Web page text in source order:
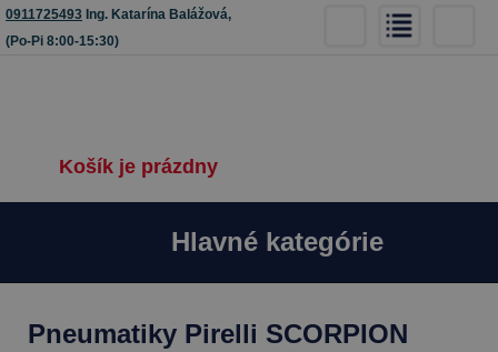
0911725493 Ing. Katarína Balážová,
(Po-Pi 8:00-15:30)
Košík je prázdny
Hlavné kategórie
Pneumatiky Pirelli SCORPION